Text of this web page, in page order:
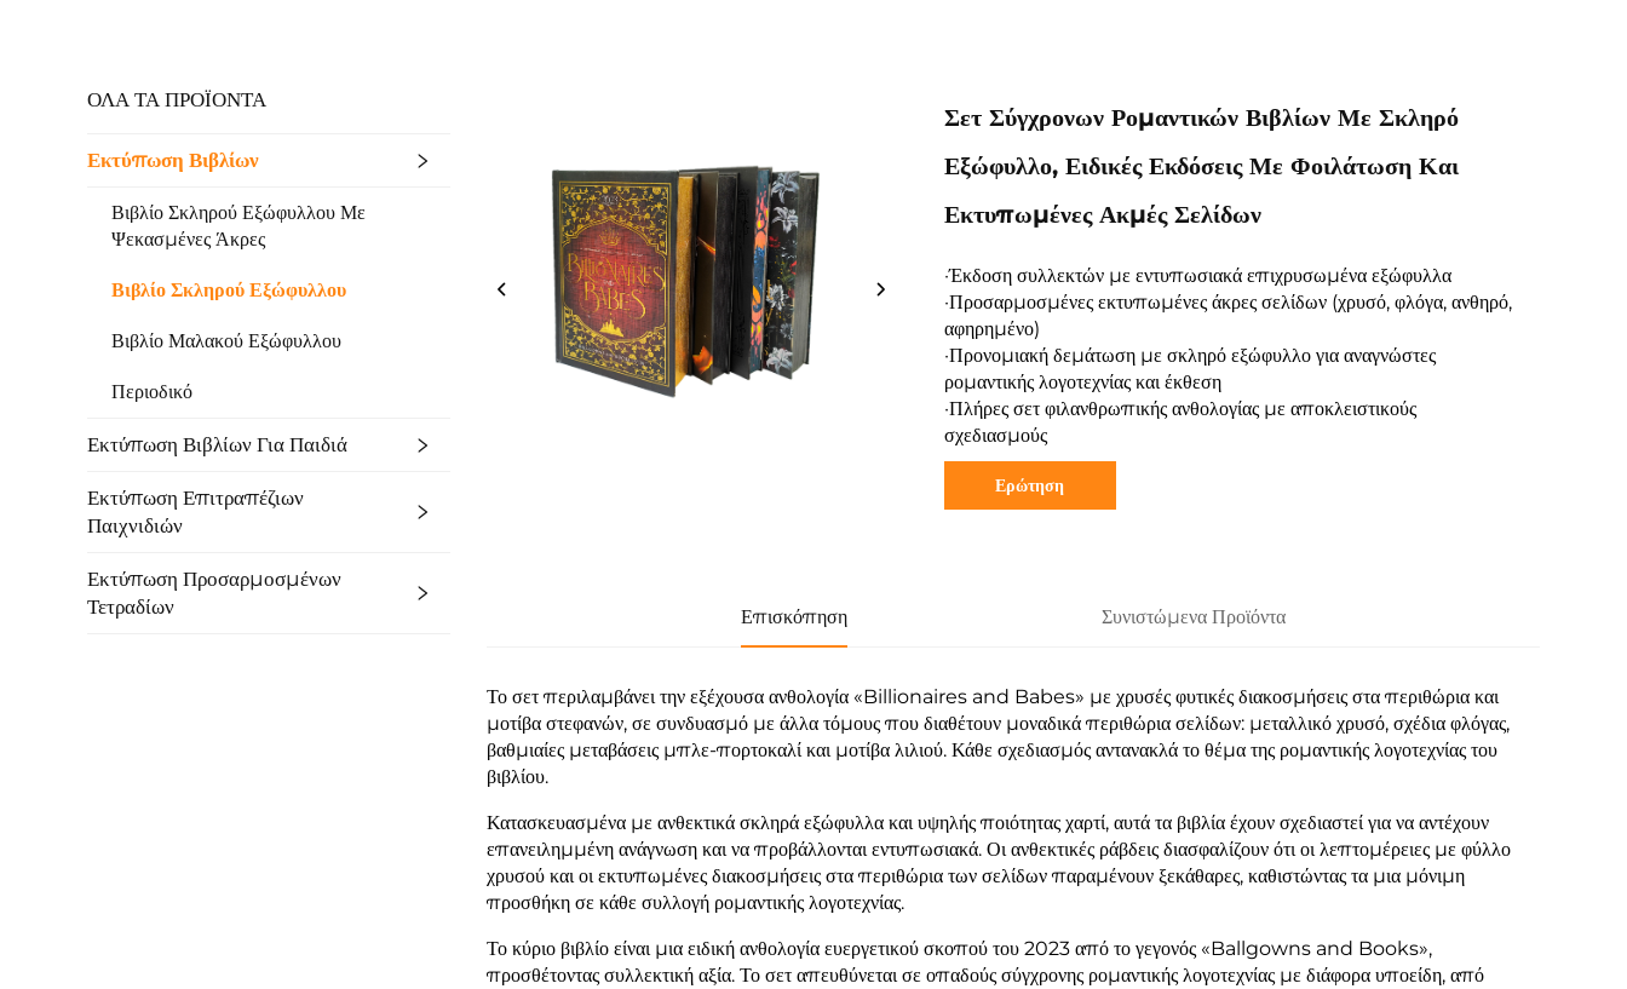
ΟΛΑ ΤΑ ΠΡΟΪΟΝΤΑ
Εκτύπωση Βιβλίων
Βιβλίο Σκληρού Εξώφυλλου Με
Ψεκασμένες Άκρες
Βιβλίο Σκληρού Εξώφυλλου
Βιβλίο Μαλακού Εξώφυλλου
Περιοδικό
Εκτύπωση Βιβλίων Για Παιδιά
Εκτύπωση Επιτραπέζιων
Παιχνιδιών
Εκτύπωση Προσαρμοσμένων
Τετραδίων
Σετ Σύγχρονων Ρομαντικών Βιβλίων Με Σκληρό
Εξώφυλλο, Ειδικές Εκδόσεις Με Φοιλάτωση Και
Εκτυπωμένες Ακμές Σελίδων
·Έκδοση συλλεκτών με εντυπωσιακά επιχρυσωμένα εξώφυλλα
·Προσαρμοσμένες εκτυπωμένες άκρες σελίδων (χρυσό, φλόγα, ανθηρό,
αφηρημένο)
·Προνομιακή δεμάτωση με σκληρό εξώφυλλο για αναγνώστες
ρομαντικής λογοτεχνίας και έκθεση
·Πλήρες σετ φιλανθρωπικής ανθολογίας με αποκλειστικούς
σχεδιασμούς
Ερώτηση
Επισκόπηση Συνιστώμενα Προϊόντα
Το σετ περιλαμβάνει την εξέχουσα ανθολογία «Billionaires and Babes» με χρυσές φυτικές διακοσμήσεις στα περιθώρια και
μοτίβα στεφανών, σε συνδυασμό με άλλα τόμους που διαθέτουν μοναδικά περιθώρια σελίδων: μεταλλικό χρυσό, σχέδια φλόγας,
βαθμιαίες μεταβάσεις μπλε-πορτοκαλί και μοτίβα λιλιού. Κάθε σχεδιασμός αντανακλά το θέμα της ρομαντικής λογοτεχνίας του
βιβλίου.
Κατασκευασμένα με ανθεκτικά σκληρά εξώφυλλα και υψηλής ποιότητας χαρτί, αυτά τα βιβλία έχουν σχεδιαστεί για να αντέχουν
επανειλημμένη ανάγνωση και να προβάλλονται εντυπωσιακά. Οι ανθεκτικές ράβδεις διασφαλίζουν ότι οι λεπτομέρειες με φύλλο
χρυσού και οι εκτυπωμένες διακοσμήσεις στα περιθώρια των σελίδων παραμένουν ξεκάθαρες, καθιστώντας τα μια μόνιμη
προσθήκη σε κάθε συλλογή ρομαντικής λογοτεχνίας.
Το κύριο βιβλίο είναι μια ειδική ανθολογία ευεργετικού σκοπού του 2023 από το γεγονός «Ballgowns and Books»,
προσθέτοντας συλλεκτική αξία. Το σετ απευθύνεται σε οπαδούς σύγχρονης ρομαντικής λογοτεχνίας με διάφορα υποείδη, από